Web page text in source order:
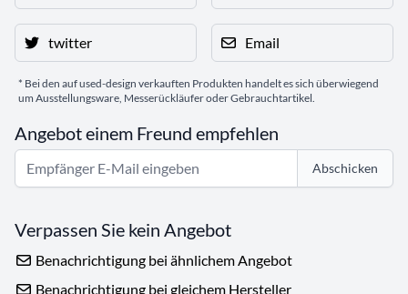
twitter Email
* Bei den auf used-design verkauften Produkten handelt es sich überwiegend
um Ausstellungsware, Messerückläufer oder Gebrauchtartikel.
Angebot einem Freund empfehlen
Abschicken
Verpassen Sie kein Angebot
Benachrichtigung bei ähnlichem Angebot
Benachrichtigung bei gleichem Hersteller